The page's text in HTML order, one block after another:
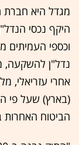
מגדל היא חברת
היקף נכסי
נדל"ן להשקעה,
אחרי עזריאלי,
הביטוח האחרות